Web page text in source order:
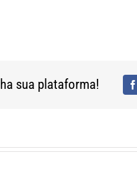
sua plataforma!